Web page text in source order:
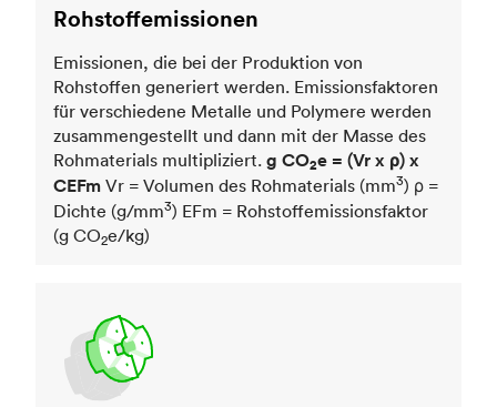
Rohstoffemissionen
Emissionen, die bei der Produktion von
Rohstoffen generiert werden. Emissionsfaktoren
für verschiedene Metalle und Polymere werden
zusammengestellt und dann mit der Masse des
Rohmaterials multipliziert. g CO2e = (Vr x ρ) x
CEFm Vr = Volumen des Rohmaterials (mm3) ρ =
Dichte (g/mm3) EFm = Rohstoffemissionsfaktor
(g CO2e/kg)